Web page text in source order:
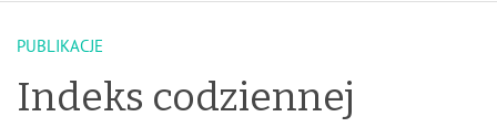
PUBLIKACJE
Indeks codziennej